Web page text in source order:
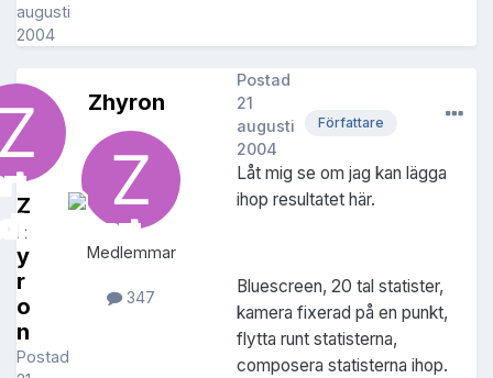
augusti
2004
Z
h
y
r
o
n
Postad
Zhyron
Medlemmar
347
Författare
Postad
21
augusti
2004
Låt mig se om jag kan lägga
ihop resultatet här.
Bluescreen, 20 tal statister,
kamera fixerad på en punkt,
flytta runt statisterna,
composera statisterna ihop.